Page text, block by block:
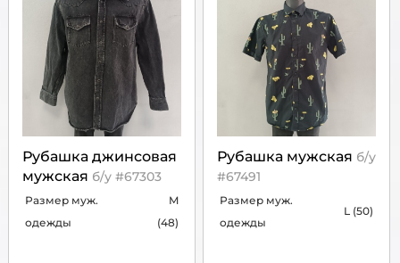
Рубашка джинсовая
мужская б/у #67303
Размер муж.
одежды
M
(48)
Рубашка мужская б/у
#67491
Размер муж.
одежды
L (50)